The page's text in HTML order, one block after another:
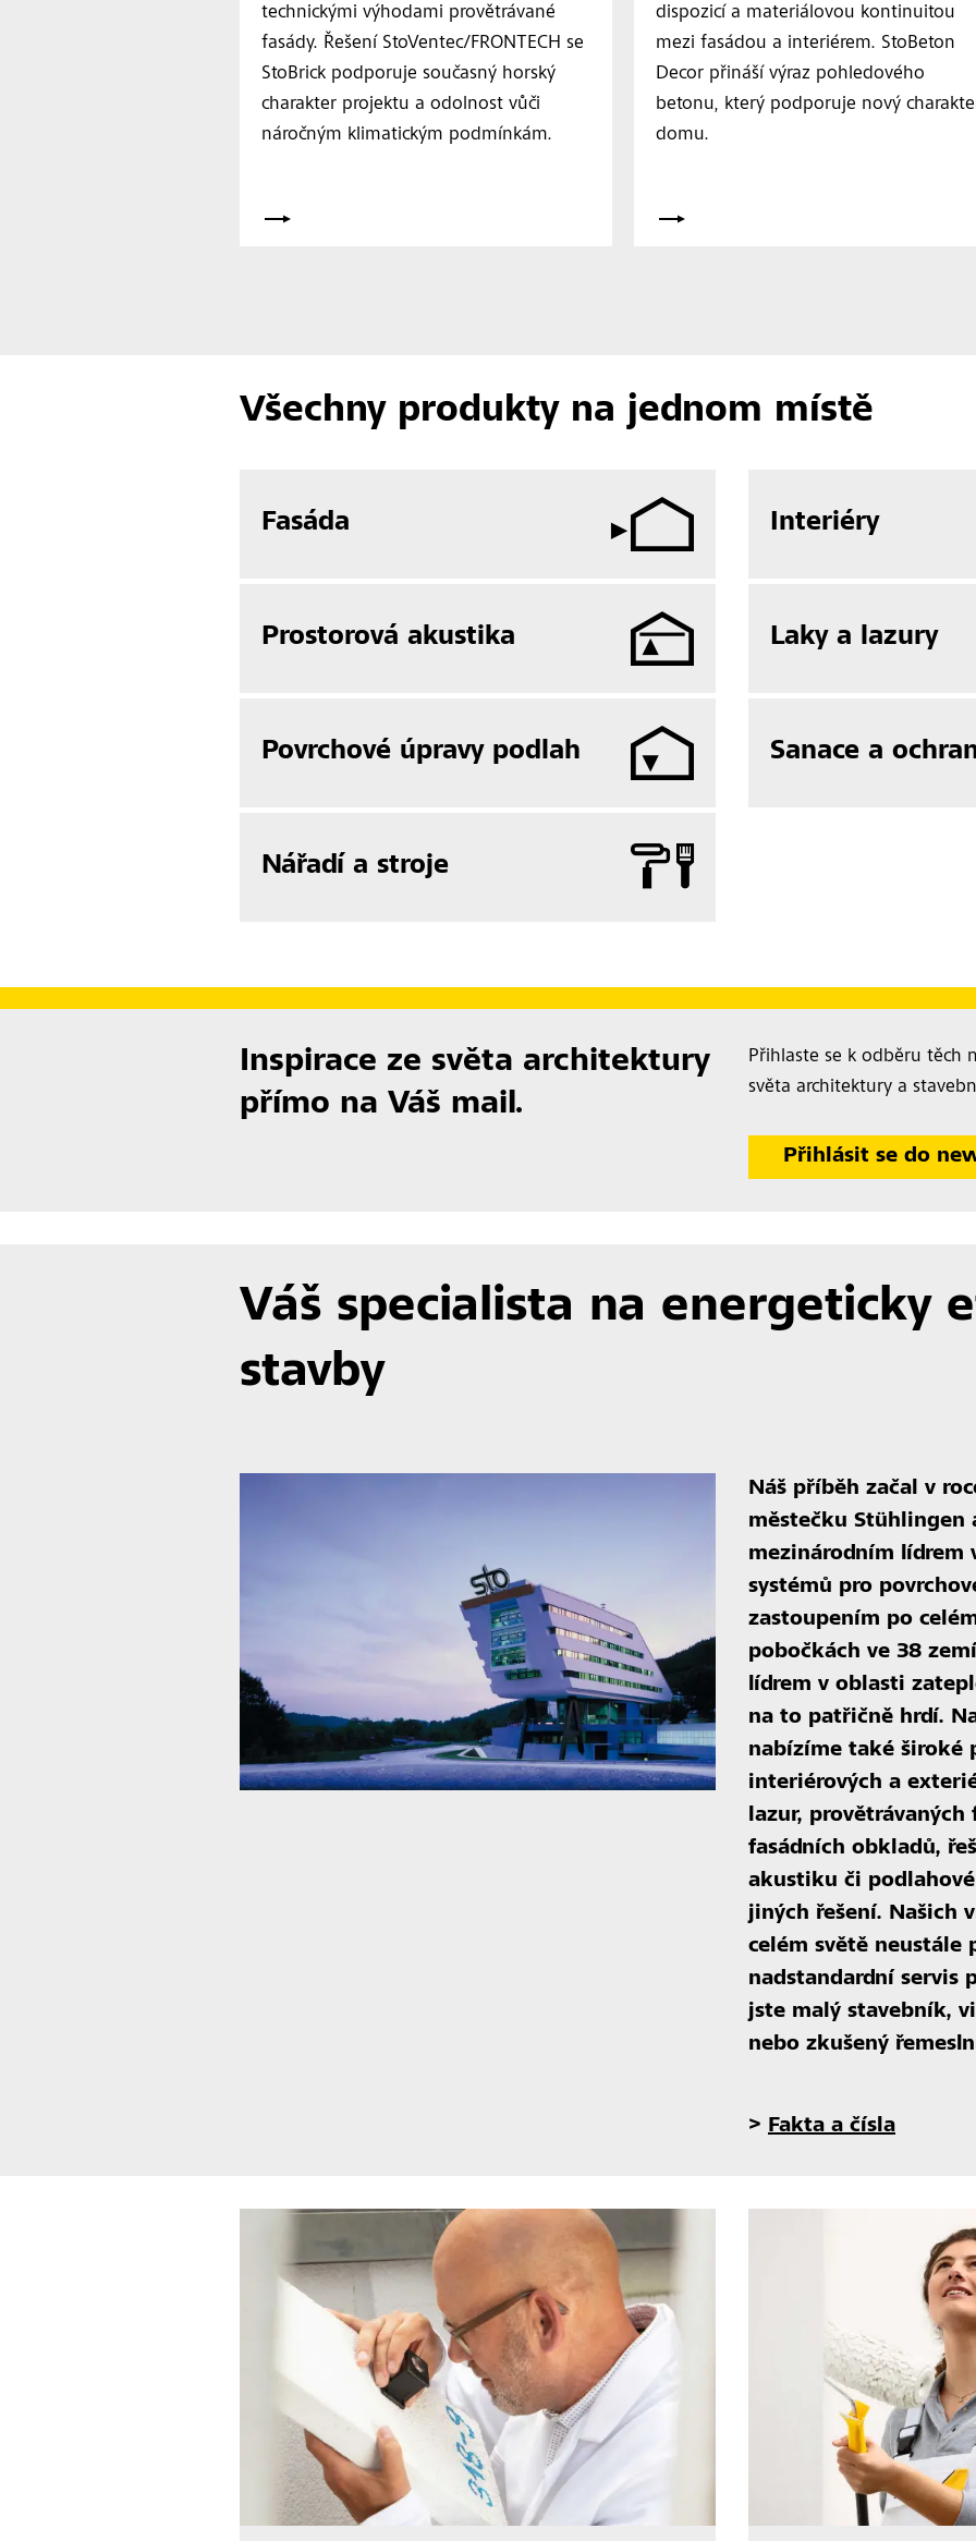
technickými výhodami provětrávané
fasády. Řešení StoVentec/FRONTECH se
StoBrick podporuje současný horský
charakter projektu a odolnost vůči
náročným klimatickým podmínkám.
dispozicí a materiálovou kontinuitou
mezi fasádou a interiérem. StoBeton
Decor přináší výraz pohledového
betonu, který podporuje nový
domu.
Všechny produkty na jednom místě
Fasáda Interiéry
Prostorová akustika Laky a lazury
Povrchové úpravy podlah Sanace a
Nářadí a stroje
Inspirace ze světa architektury
přímo na Váš mail.
Přihlaste se k odběru těch
světa architektury a
Přihlásit se do
Váš specialista na energeticky
stavby
Náš příběh začal v
městečku Stühlingen
mezinárodním lídrem
systémů pro
zastoupením po
pobočkách ve 38
lídrem v oblasti
na to patřičně hrdí.
nabízíme také široké
interiérových a
lazur, provětrávaných
fasádních obkladů,
akustiku či
jiných řešení. Našich
celém světě neustále
nadstandardní servis
jste malý stavebník,
nebo zkušený
> Fakta a čísla